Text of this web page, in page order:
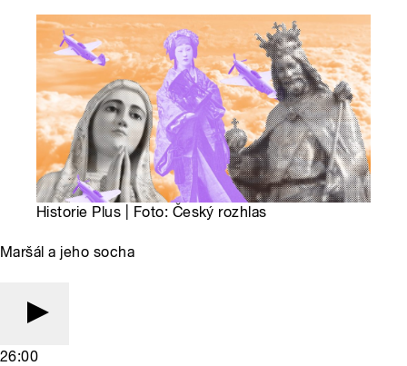
Historie Plus | Foto: Český rozhlas
Maršál a jeho socha
26:00